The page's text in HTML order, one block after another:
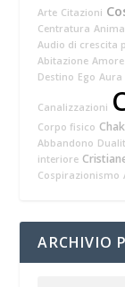
Arte Citazioni
Centratura Anima
Audio di crescita
Abitazione Amore
Destino Ego Aura
Canalizzazioni
Corpo fisico
Abbandono
interiore
Cospirazionismo
ARCHIVIO